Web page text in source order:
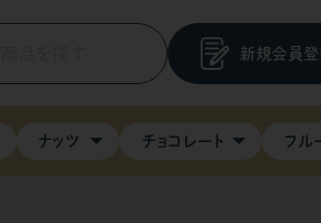
新規会員登
ナッツ チョコレート フル